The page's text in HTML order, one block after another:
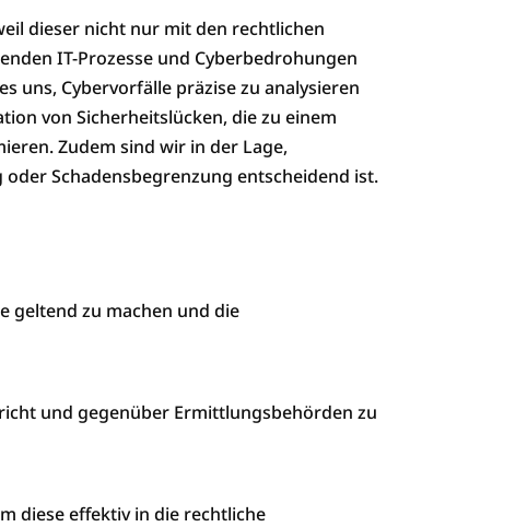
dieser nicht nur mit den rechtlichen
IT-Prozesse und Cyberbedrohungen
uns, Cybervorfälle präzise zu analysieren
von Sicherheitslücken, die zu einem
Zudem sind wir in der Lage,
Schadensbegrenzung entscheidend ist.
geltend zu machen und die
und gegenüber Ermittlungsbehörden zu
diese effektiv in die rechtliche